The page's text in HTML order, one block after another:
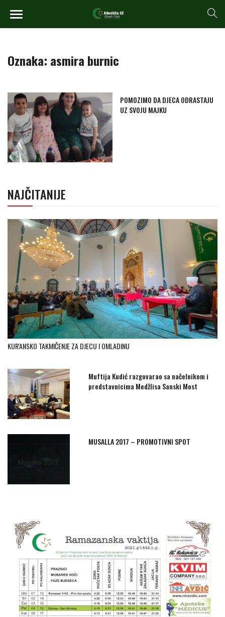
Oznaka: asmira burnic
POMOZIMO DA DJECA ODRASTAJU
UZ SVOJU MAJKU
NAJČITANIJE
KUR'ANSKO TAKMIČENJE ZA DJECU I OMLADINU
Muftija Kudić razgovarao sa načelnikom i
predstavnicima Medžlisa Sanski Most
MUSALLA 2017 – PROMOTIVNI SPOT